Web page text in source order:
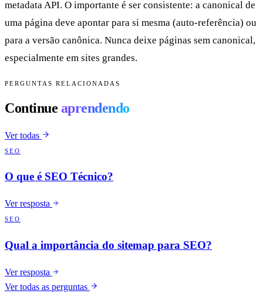
metadata API. O importante é ser consistente: a canonical de
uma página deve apontar para si mesma (auto-referência) ou
para a versão canônica. Nunca deixe páginas sem canonical,
especialmente em sites grandes.
PERGUNTAS RELACIONADAS
Continue aprendendo
Ver todas
SEO
O que é SEO Técnico?
Ver resposta
SEO
Qual a importância do sitemap para SEO?
Ver resposta
Ver todas as perguntas